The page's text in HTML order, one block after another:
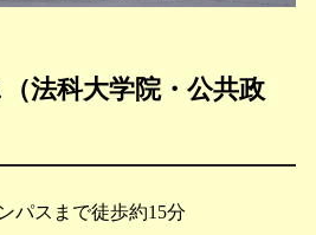
法科大学院・公共政
パスまで徒歩約15分